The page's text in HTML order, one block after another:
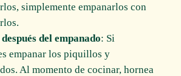
simplemente empanarlos con
del empanado: Si
empanar los piquillos y
Al momento de cocinar, hornea